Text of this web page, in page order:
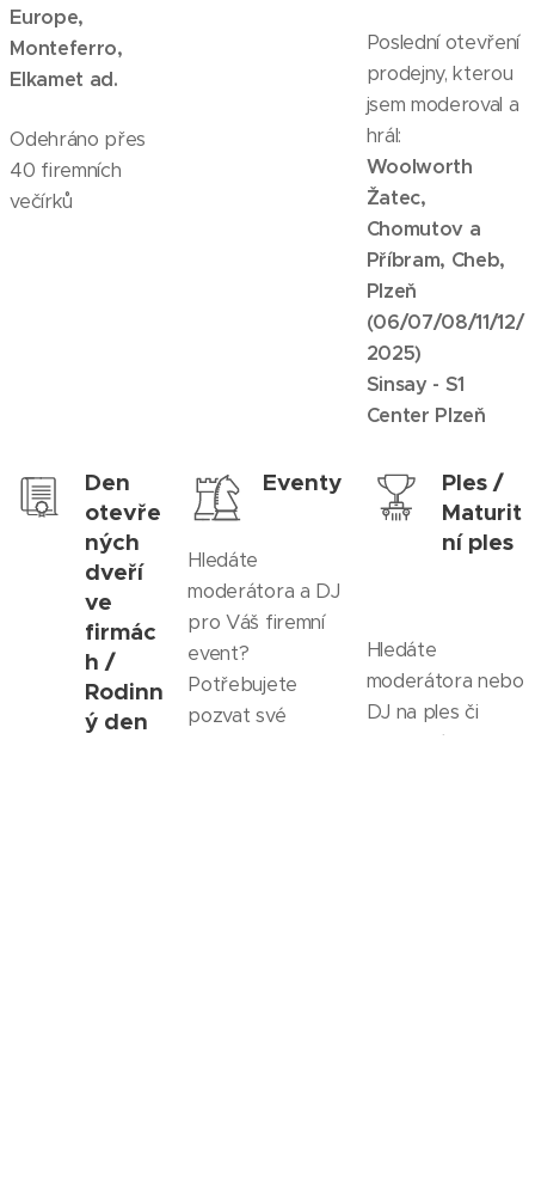
Europe,
Monteferro,
Elkamet ad.
Odehráno přes
40 firemních
večírků
Poslední otevření
prodejny, kterou
jsem moderoval a
hrál:
Woolworth
Žatec,
Chomutov a
Příbram, Cheb,
Plzeň
(06/07/08/11/12/
2025)
Sinsay - S1
Center Plzeň
Den
otevře
ných
dveří
ve
firmác
h /
Rodinn
ý den
Eventy
Hledáte
moderátora a DJ
pro Váš firemní
event?
Potřebujete
pozvat své
Ples /
Maturit
ní ples
Hledáte
moderátora nebo
DJ na ples či
maturitní ples? Je